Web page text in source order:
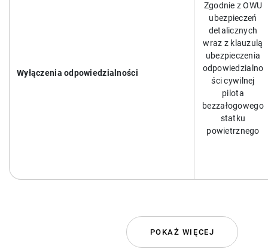
Wyłączenia odpowiedzialności
Zgodnie z OWU
ubezpieczeń
detalicznych
wraz z klauzulą
ubezpieczenia
odpowiedzialno
ści cywilnej
pilota
bezzałogowego
statku
powietrznego
POKAŻ WIĘCEJ